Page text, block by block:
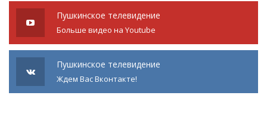
Пушкинское телевидение
Больше видео на Youtube
Пушкинское телевидение
Ждем Вас Вконтакте!